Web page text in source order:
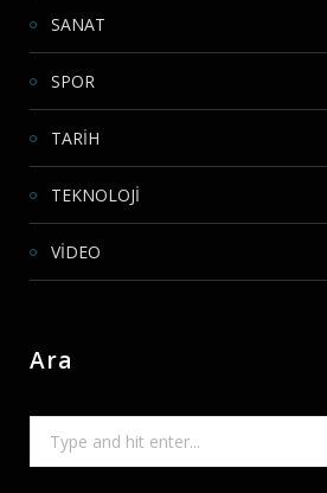
SANAT
SPOR
TARİH
TEKNOLOJİ
VİDEO
Ara
for: